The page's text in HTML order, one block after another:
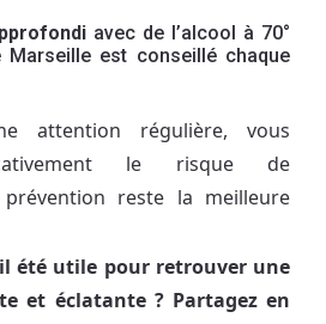
avec de l’alcool à 70°
est conseillé chaque
attention régulière, vous
le risque de
reste la meilleure
été utile pour retrouver une
et éclatante ? Partagez en